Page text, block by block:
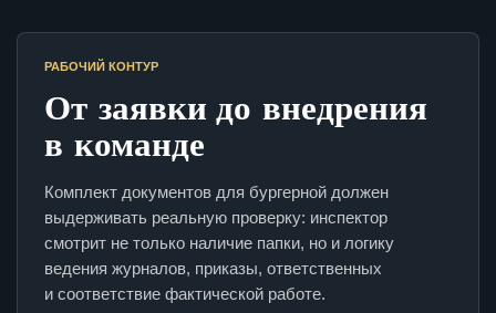
РАБОЧИЙ КОНТУР
От заявки до внедрения
в команде
Комплект документов для бургерной должен
выдерживать реальную проверку: инспектор
смотрит не только наличие папки, но и логику
ведения журналов, приказы, ответственных
и соответствие фактической работе.